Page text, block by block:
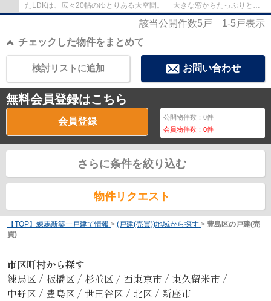
たLDKは、広々20帖のゆとりある大空間。 大きな窓からたっぷりと陽
光が差し込み、明るく開放的な暮らしを実現し...
該当公開件数5 戸 1-5 戸表示
チェックした物件をまとめて
お問い合わせ
検討リストに追加
無料会員登録はこちら
会員登録 公開物件数：0件
会員物件数：0件
さらに条件を絞り込む
物件リクエスト
【TOP】練馬新築一戸建て情報 > (戸建(売買))地域から探す > 豊島区の戸建(売
買)
市区町村から探す
練馬区 / 板橋区 / 杉並区 / 西東京市 / 東久留米市 /
中野区 / 豊島区 / 世田谷区 / 北区 / 新座市